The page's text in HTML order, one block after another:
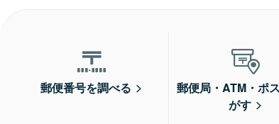
郵便番号を調べる
郵便局・ATM・ポ
がす